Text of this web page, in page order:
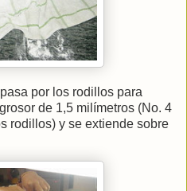
por los rodillos para
de 1,5 milímetros (No. 4
rodillos) y se extiende sobre